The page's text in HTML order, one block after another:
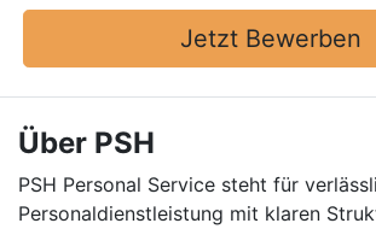
Jetzt Bewerben
Über PSH
PSH Personal Service steht für
Personaldienstleistung mit klaren